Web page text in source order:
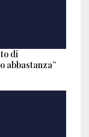
di
abbastanza”